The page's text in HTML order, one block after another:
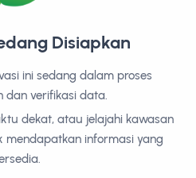
Disiapkan
ini sedang dalam proses
dan verifikasi data.
dekat, atau jelajahi kawasan
mendapatkan informasi yang